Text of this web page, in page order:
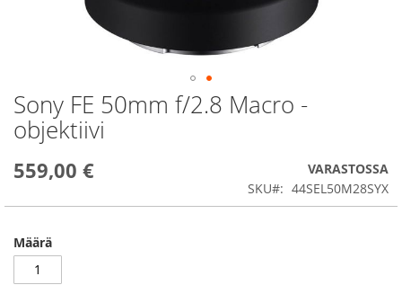
Sony FE 50mm f/2.8 Macro -
objektiivi
559,00 €
VARASTOSSA
SKU
44SEL50M28SYX
Määrä
Skip
to
the
of